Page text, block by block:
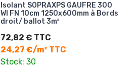
Isolant SOPRAXPS GAUFRE 300
WI FN 10cm 1250x600mm à Bords
droit/ ballot 3m²
72,82 € TTC
24,27 €/m² TTC
Stock: 30